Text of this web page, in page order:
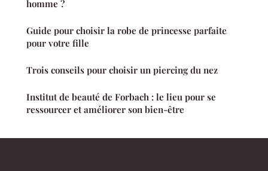
homme ?
Guide pour choisir la robe de princesse parfaite
pour votre fille
Trois conseils pour choisir un piercing du nez
Institut de beauté de Forbach : le lieu pour se
ressourcer et améliorer son bien-être